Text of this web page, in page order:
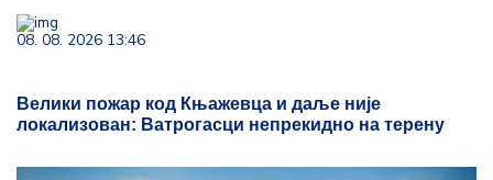
08. 08. 2026 13:46
Велики пожар код Књажевца и даље није
локализован: Ватрогасци непрекидно на терену